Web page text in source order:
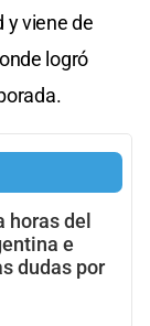
y viene de
logró
horas del
e
dudas por